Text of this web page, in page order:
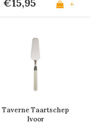
€15,95 +
Taverne Taartschep
Ivoor